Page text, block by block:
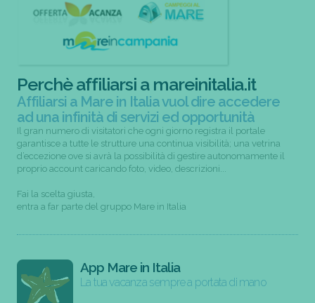
Perchè affiliarsi a mareinitalia.it
Affiliarsi a Mare in Italia vuol dire accedere
ad una infinità di servizi ed opportunità
Il gran numero di visitatori che ogni giorno registra il portale
garantisce a tutte le strutture una continua visibilità; una vetrina
d’eccezione ove si avrà la possibilità di gestire autonomamente il
proprio account caricando foto, video, descrizioni...
Fai la scelta giusta,
entra a far parte del gruppo Mare in Italia
App Mare in Italia
La tua vacanza sempre a portata di mano